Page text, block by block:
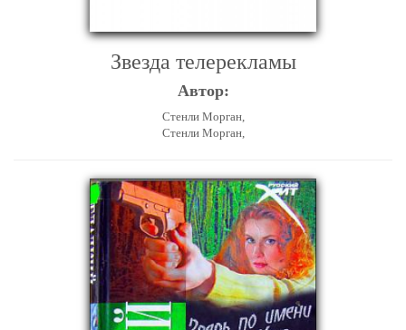
Звезда телерекламы
Автор:
Стенли Морган,
Стенли Морган,